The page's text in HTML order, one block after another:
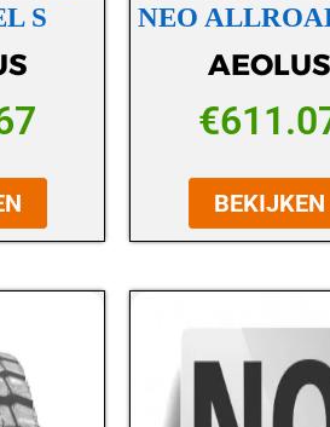
S NEO
AEOLUS
€
BEKIJKEN